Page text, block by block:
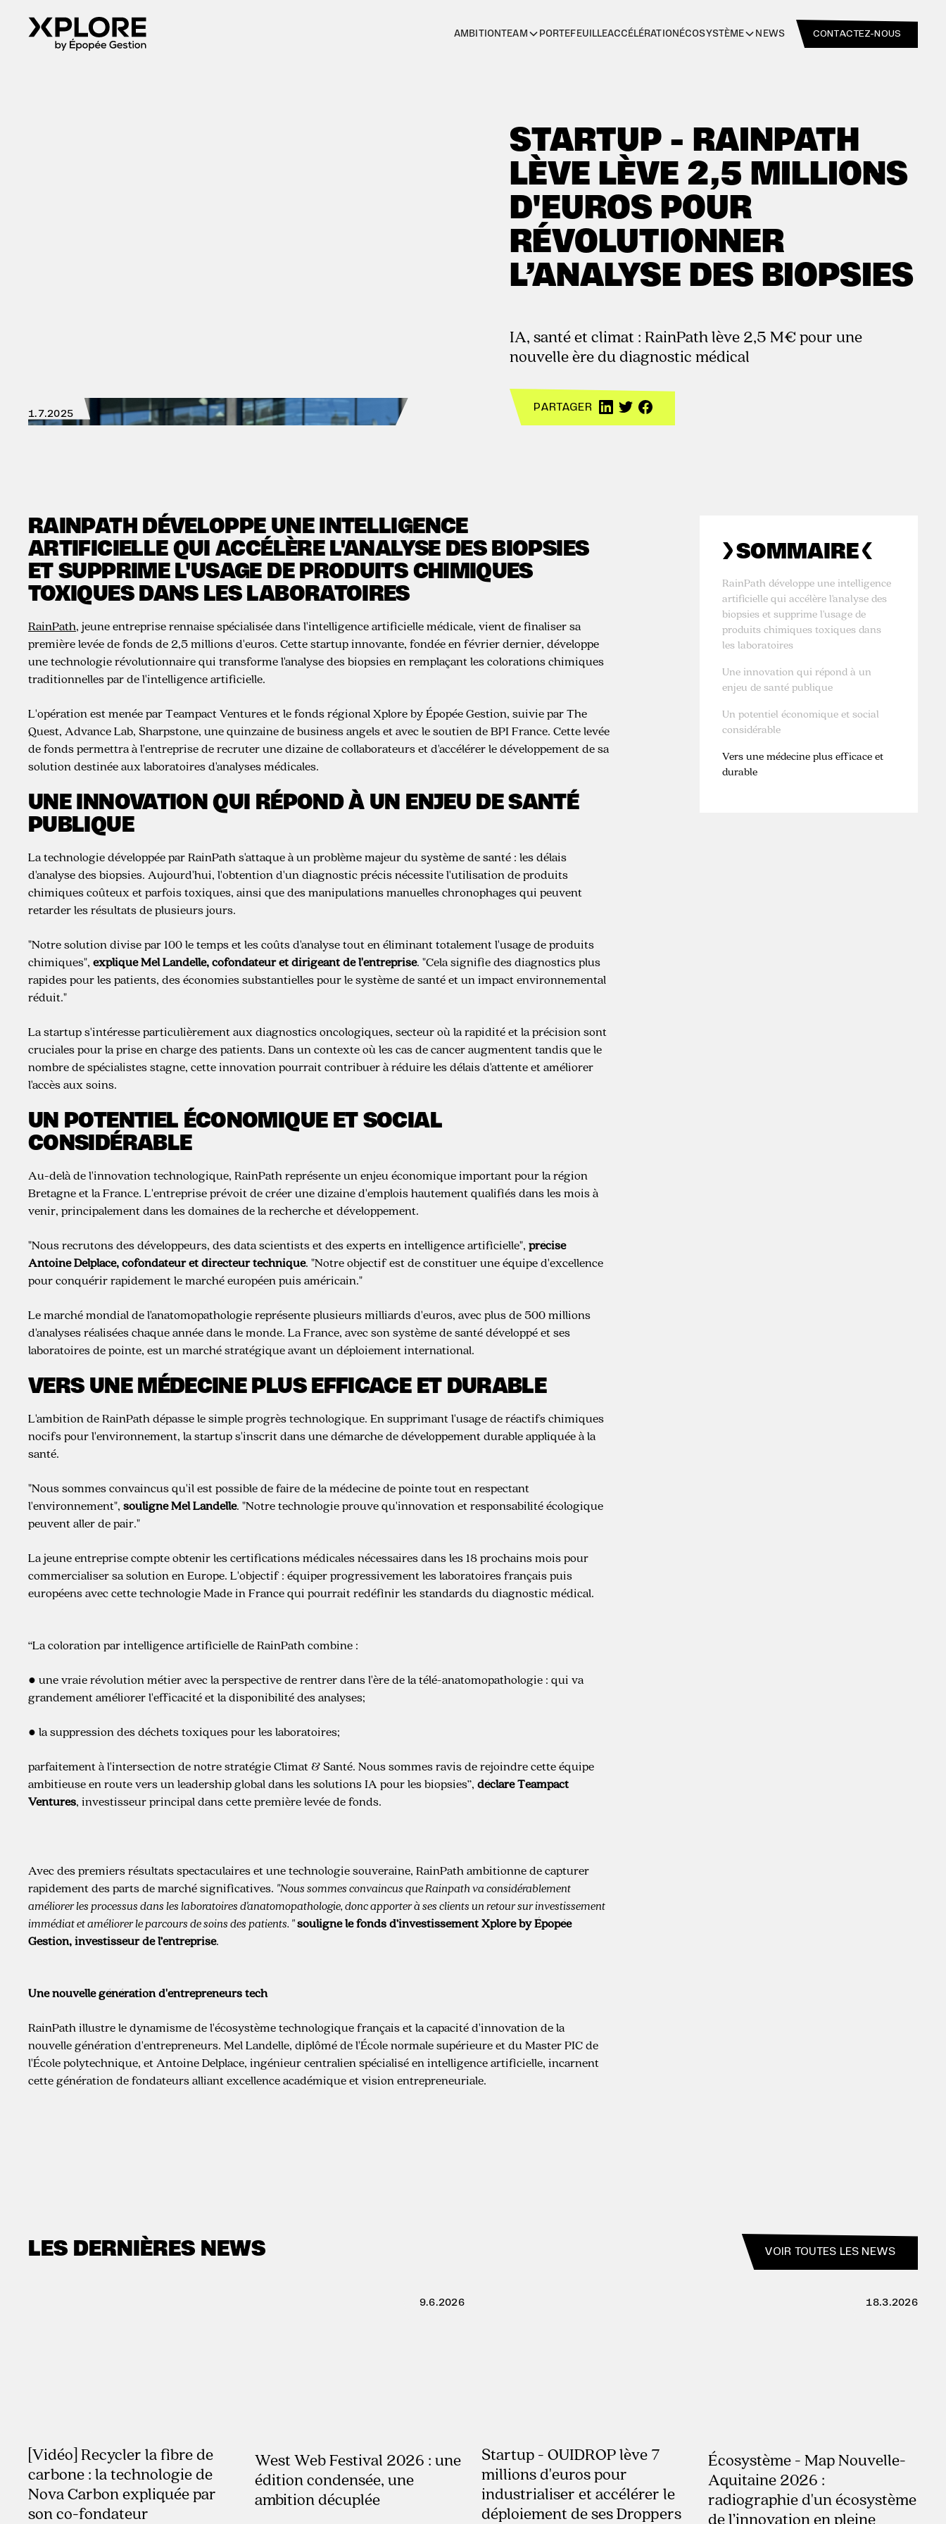
AMBITIONTEAM PORTEFEUILLEACCÉLÉRATION ÉCOSYSTÈME NEWS CONTACTEZ-NOUS
1.7.2025
STARTUP - RAINPATH
LÈVE LÈVE 2,5 MILLIONS
D'EUROS POUR
RÉVOLUTIONNER
L’ANALYSE DES BIOPSIES
IA, santé et climat : RainPath lève 2,5 M€ pour une
nouvelle ère du diagnostic médical
PARTAGER
RAINPATH DÉVELOPPE UNE INTELLIGENCE
ARTIFICIELLE QUI ACCÉLÈRE L'ANALYSE DES BIOPSIES
ET SUPPRIME L'USAGE DE PRODUITS CHIMIQUES
TOXIQUES DANS LES LABORATOIRES
RainPath, jeune entreprise rennaise spécialisée dans l'intelligence artificielle médicale, vient de finaliser sa
première levée de fonds de 2,5 millions d'euros. Cette startup innovante, fondée en février dernier, développe
une technologie révolutionnaire qui transforme l'analyse des biopsies en remplaçant les colorations chimiques
traditionnelles par de l'intelligence artificielle.
L'opération est menée par Teampact Ventures et le fonds régional Xplore by Épopée Gestion, suivie par The
Quest, Advance Lab, Sharpstone, une quinzaine de business angels et avec le soutien de BPI France. Cette levée
de fonds permettra à l'entreprise de recruter une dizaine de collaborateurs et d'accélérer le développement de sa
solution destinée aux laboratoires d'analyses médicales.
UNE INNOVATION QUI RÉPOND À UN ENJEU DE SANTÉ
PUBLIQUE
La technologie développée par RainPath s'attaque à un problème majeur du système de santé : les délais
d'analyse des biopsies. Aujourd'hui, l'obtention d'un diagnostic précis nécessite l'utilisation de produits
chimiques coûteux et parfois toxiques, ainsi que des manipulations manuelles chronophages qui peuvent
retarder les résultats de plusieurs jours.
"Notre solution divise par 100 le temps et les coûts d'analyse tout en éliminant totalement l'usage de produits
chimiques", explique Mel Landelle, cofondateur et dirigeant de l'entreprise. "Cela signifie des diagnostics plus
rapides pour les patients, des économies substantielles pour le système de santé et un impact environnemental
réduit."
La startup s'intéresse particulièrement aux diagnostics oncologiques, secteur où la rapidité et la précision sont
cruciales pour la prise en charge des patients. Dans un contexte où les cas de cancer augmentent tandis que le
nombre de spécialistes stagne, cette innovation pourrait contribuer à réduire les délais d'attente et améliorer
l'accès aux soins.
UN POTENTIEL ÉCONOMIQUE ET SOCIAL
CONSIDÉRABLE
Au-delà de l'innovation technologique, RainPath représente un enjeu économique important pour la région
Bretagne et la France. L'entreprise prévoit de créer une dizaine d'emplois hautement qualifiés dans les mois à
venir, principalement dans les domaines de la recherche et développement.
"Nous recrutons des développeurs, des data scientists et des experts en intelligence artificielle", précise
Antoine Delplace, cofondateur et directeur technique. "Notre objectif est de constituer une équipe d'excellence
pour conquérir rapidement le marché européen puis américain."
Le marché mondial de l'anatomopathologie représente plusieurs milliards d'euros, avec plus de 500 millions
d'analyses réalisées chaque année dans le monde. La France, avec son système de santé développé et ses
laboratoires de pointe, est un marché stratégique avant un déploiement international.
VERS UNE MÉDECINE PLUS EFFICACE ET DURABLE
L'ambition de RainPath dépasse le simple progrès technologique. En supprimant l'usage de réactifs chimiques
nocifs pour l'environnement, la startup s'inscrit dans une démarche de développement durable appliquée à la
santé.
"Nous sommes convaincus qu'il est possible de faire de la médecine de pointe tout en respectant
l'environnement", souligne Mel Landelle. "Notre technologie prouve qu'innovation et responsabilité écologique
peuvent aller de pair."
La jeune entreprise compte obtenir les certifications médicales nécessaires dans les 18 prochains mois pour
commercialiser sa solution en Europe. L'objectif : équiper progressivement les laboratoires français puis
européens avec cette technologie Made in France qui pourrait redéfinir les standards du diagnostic médical.
“La coloration par intelligence artificielle de RainPath combine :
● une vraie révolution métier avec la perspective de rentrer dans l'ère de la télé-anatomopathologie : qui va
grandement améliorer l'efficacité et la disponibilité des analyses;
● la suppression des déchets toxiques pour les laboratoires;
parfaitement à l'intersection de notre stratégie Climat & Santé. Nous sommes ravis de rejoindre cette équipe
ambitieuse en route vers un leadership global dans les solutions IA pour les biopsies”, déclare Teampact
Ventures, investisseur principal dans cette première levée de fonds.
Avec des premiers résultats spectaculaires et une technologie souveraine, RainPath ambitionne de capturer
rapidement des parts de marché significatives. "Nous sommes convaincus que Rainpath va considérablement
améliorer les processus dans les laboratoires d'anatomopathologie, donc apporter à ses clients un retour sur investissement
immédiat et améliorer le parcours de soins des patients. "souligne le fonds d’investissement Xplore by Épopée
Gestion, investisseur de l’entreprise.
Une nouvelle génération d'entrepreneurs tech
RainPath illustre le dynamisme de l'écosystème technologique français et la capacité d'innovation de la
nouvelle génération d'entrepreneurs. Mel Landelle, diplômé de l'École normale supérieure et du Master PIC de
l'École polytechnique, et Antoine Delplace, ingénieur centralien spécialisé en intelligence artificielle, incarnent
cette génération de fondateurs alliant excellence académique et vision entrepreneuriale.
SOMMAIRE
RainPath développe une intelligence
artificielle qui accélère l'analyse des
biopsies et supprime l'usage de
produits chimiques toxiques dans
les laboratoires
Une innovation qui répond à un
enjeu de santé publique
Un potentiel économique et social
considérable
Vers une médecine plus efficace et
durable
LES DERNIÈRES NEWS VOIR TOUTES LES NEWS
29.7.2026
[Vidéo] Recycler la fibre de
carbone : la technologie de
Nova Carbon expliquée par
son co-fondateur
9.6.2026
West Web Festival 2026 : une
édition condensée, une
ambition décuplée
22.4.2026
Startup - OUIDROP lève 7
millions d'euros pour
industrialiser et accélérer le
déploiement de ses Droppers
18.3.2026
Écosystème - Map Nouvelle-
Aquitaine 2026 :
radiographie d'un écosystème
de l’innovation en pleine